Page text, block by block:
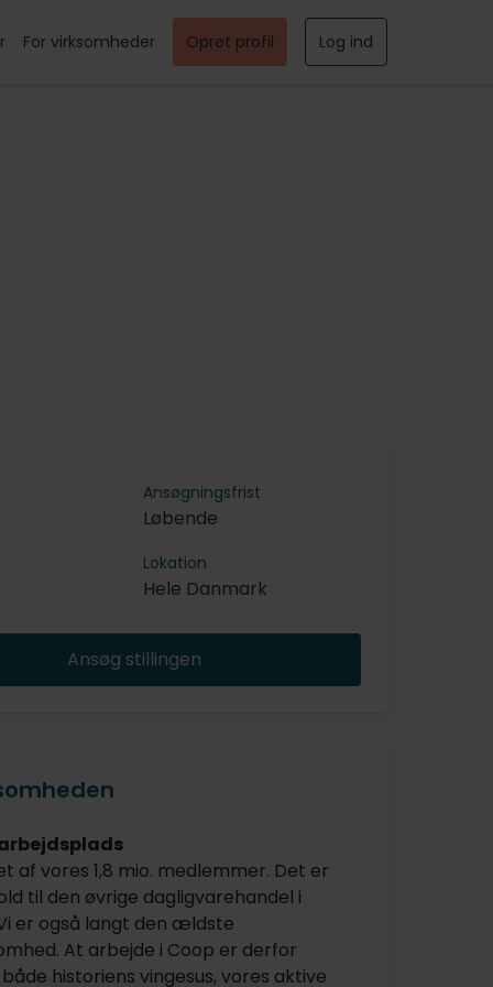
For virksomheder Opret profil Log ind
Ansøgningsfrist
Løbende
Lokation
Hele Danmark
Ansøg stillingen
af vores 1,8 mio. medlemmer. Det er
til den øvrige dagligvarehandel i
er også langt den ældste
At arbejde i Coop er derfor
historiens vingesus, vores aktive